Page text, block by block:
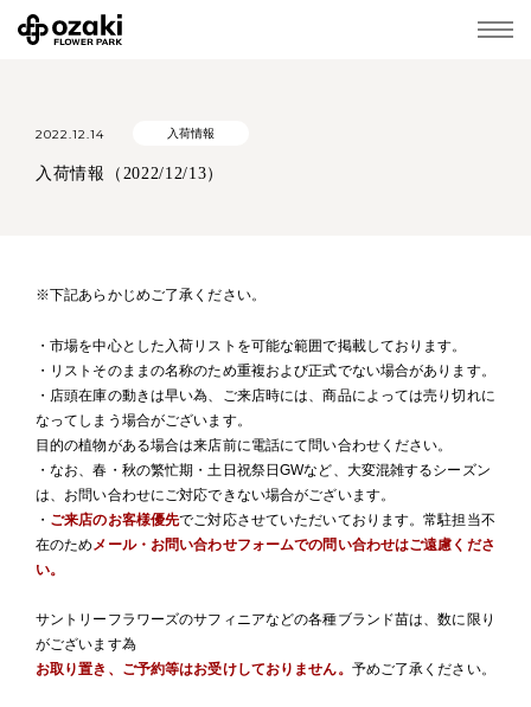
2022.12.14 入荷情報
入荷情報（2022/12/13）
※下記あらかじめご了承ください。
・市場を中心とした入荷リストを可能な範囲で掲載しております。
・リストそのままの名称のため重複および正式でない場合があります。
・店頭在庫の動きは早い為、ご来店時には、商品によっては売り切れに
なってしまう場合がございます。
目的の植物がある場合は来店前に電話にて問い合わせください。
・なお、春・秋の繁忙期・土日祝祭日GWなど、大変混雑するシーズン
は、お問い合わせにご対応できない場合がございます。
・ ご来店のお客様優先でご対応させていただいております。常駐担当不
在のため メール・お問い合わせフォームでの問い合わせはご遠慮くださ
い。
サントリーフラワーズのサフィニアなどの各種ブランド苗は、数に限り
がございます為
お取り置き、ご予約等はお受けしておりません。 予めご了承ください。